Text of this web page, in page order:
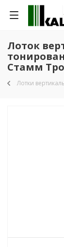
Лоток
Стамм
Лотки